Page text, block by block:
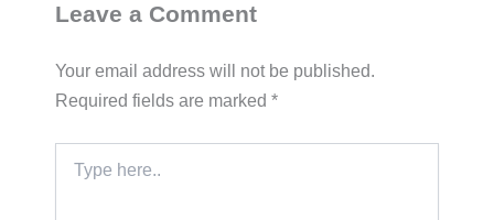
Leave a Comment
Your email address will not be published.
Required fields are marked *
here..